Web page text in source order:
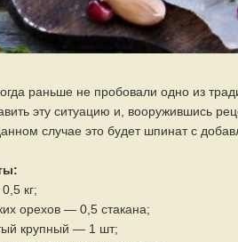
раньше не пробовали одно из
эту ситуацию и, вооружившись
случае это будет шпинат с
кг;
орехов — 0,5 стакана;
крупный — 1 шт;